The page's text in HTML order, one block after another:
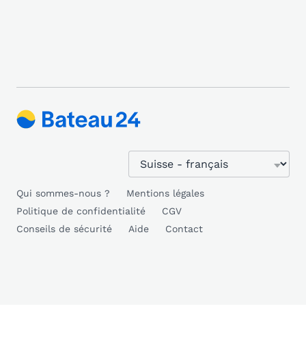
Qui sommes-nous ?
Mentions légales
Politique de confidentialité
CGV
Conseils de sécurité
Aide Contact